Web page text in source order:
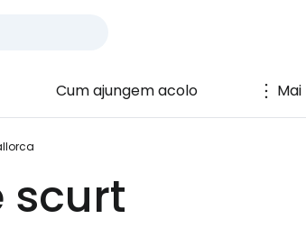
Cum ajungem acolo
scurt